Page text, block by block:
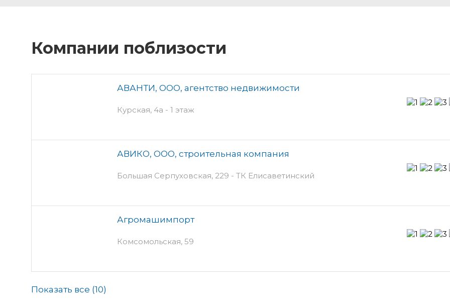
Компании поблизости
АВАНТИ, ООО, агентство недвижимости
Курская, 4а - 1 этаж
АВИКО, ООО, строительная компания
Большая Серпуховская, 229 - ТК Елисаветинский
Агромашимпорт
Комсомольская, 59
Показать все (10)